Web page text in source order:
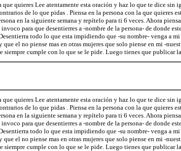
que quieres Lee atentamente esta oración y haz lo que te dice sin
de lo que pidas . Piensa en la persona con la que quieres
en la siguiente semana y repítelo para ti 6 veces. Ahora
para que desentierres a -nombre de la persona- de donde
todo lo que esta impidiendo que -su nombre- venga a
el no piense mas en otras mujeres que solo piense en mi -
siempre cumple con lo que se le pide. Luego tienes que publicar
que quieres Lee atentamente esta oración y haz lo que te dice sin
de lo que pidas . Piensa en la persona con la que quieres
en la siguiente semana y repítelo para ti 6 veces. Ahora
para que desentierres a -nombre de la persona- de donde
todo lo que esta impidiendo que -su nombre- venga a
el no piense mas en otras mujeres que solo piense en mi -
siempre cumple con lo que se le pide. Luego tienes que publicar